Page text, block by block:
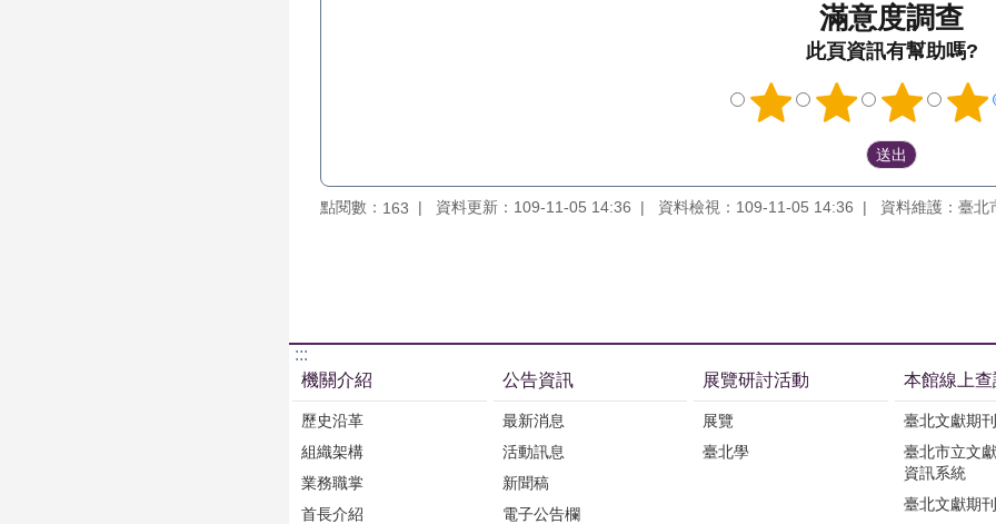
滿意度調查
此頁資訊有幫助嗎?
點閱數： 163 資料更新：109-11-05 14:36 資料檢視：109-11-05 14:36 資料維護：臺北
:::
機關介紹
歷史沿革
組織架構
業務職掌
首長介紹
公告資訊
最新消息
活動訊息
新聞稿
電子公告欄
展覽研討活動
展覽
臺北學
本館線上
臺北文獻期
臺北市立文
資訊系統
臺北文獻期